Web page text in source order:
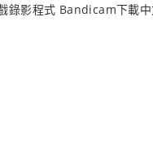
錄影程式 Bandicam下載